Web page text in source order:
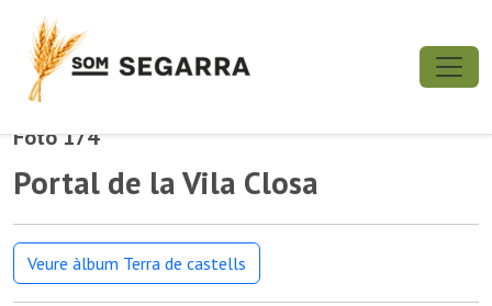
Foto 174
Portal de la Vila Closa
Veure àlbum Terra de castells